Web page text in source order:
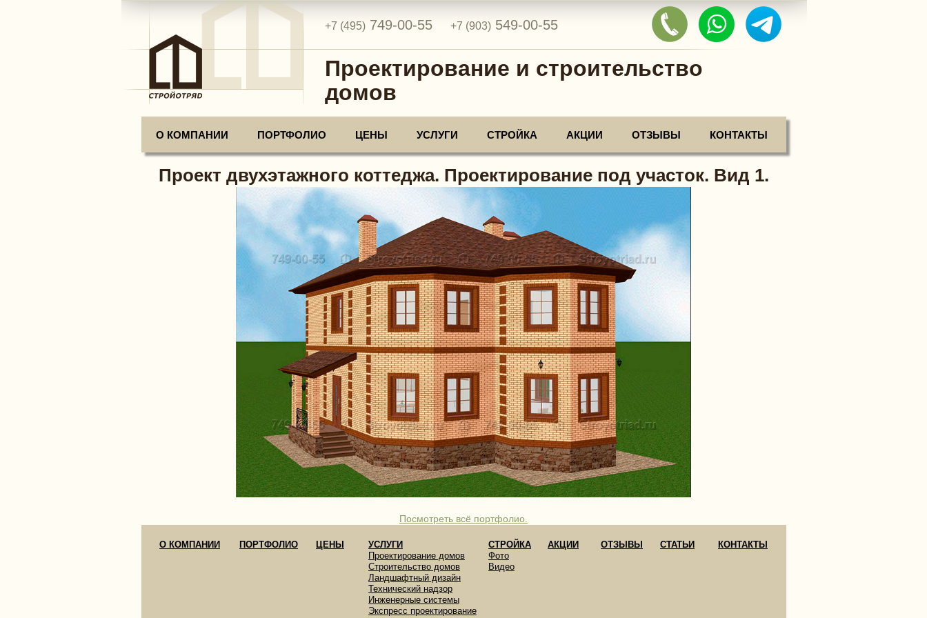
Проектирование и строительство
домов
+7 (495)749-00-55 +7 (903)549-00-55
О КОМПАНИИ ПОРТФОЛИО ЦЕНЫ УСЛУГИ СТРОЙКА АКЦИИ ОТЗЫВЫ КОНТАКТЫ
Проект двухэтажного коттеджа. Проектирование под участок. Вид 1.
Посмотреть всё портфолио.
О КОМПАНИИ ПОРТФОЛИО ЦЕНЫ
УСЛУГИ
Проектирование домов
Строительство домов
Ландшафтный дизайн
Технический надзор
Инженерные системы
Экспресс проектирование
СТРОЙКА
Фото
Видео
АКЦИИ ОТЗЫВЫ СТАТЬИ КОНТАКТЫ